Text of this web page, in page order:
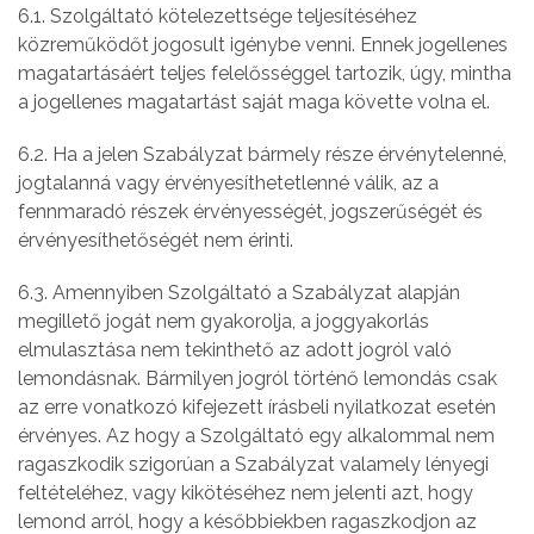
6.1. Szolgáltató kötelezettsége teljesítéséhez
közreműködőt jogosult igénybe venni. Ennek jogellenes
magatartásáért teljes felelősséggel tartozik, úgy, mintha
a jogellenes magatartást saját maga követte volna el.
6.2. Ha a jelen Szabályzat bármely része érvénytelenné,
jogtalanná vagy érvényesíthetetlenné válik, az a
fennmaradó részek érvényességét, jogszerűségét és
érvényesíthetőségét nem érinti.
6.3. Amennyiben Szolgáltató a Szabályzat alapján
megillető jogát nem gyakorolja, a joggyakorlás
elmulasztása nem tekinthető az adott jogról való
lemondásnak. Bármilyen jogról történő lemondás csak
az erre vonatkozó kifejezett írásbeli nyilatkozat esetén
érvényes. Az hogy a Szolgáltató egy alkalommal nem
ragaszkodik szigorúan a Szabályzat valamely lényegi
feltételéhez, vagy kikötéséhez nem jelenti azt, hogy
lemond arról, hogy a későbbiekben ragaszkodjon az